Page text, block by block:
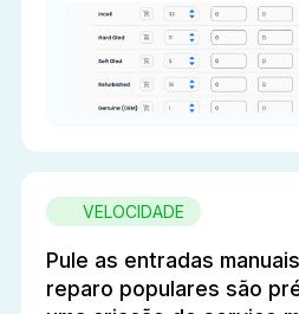
VELOCIDADE
Pule as entradas
reparo populares são